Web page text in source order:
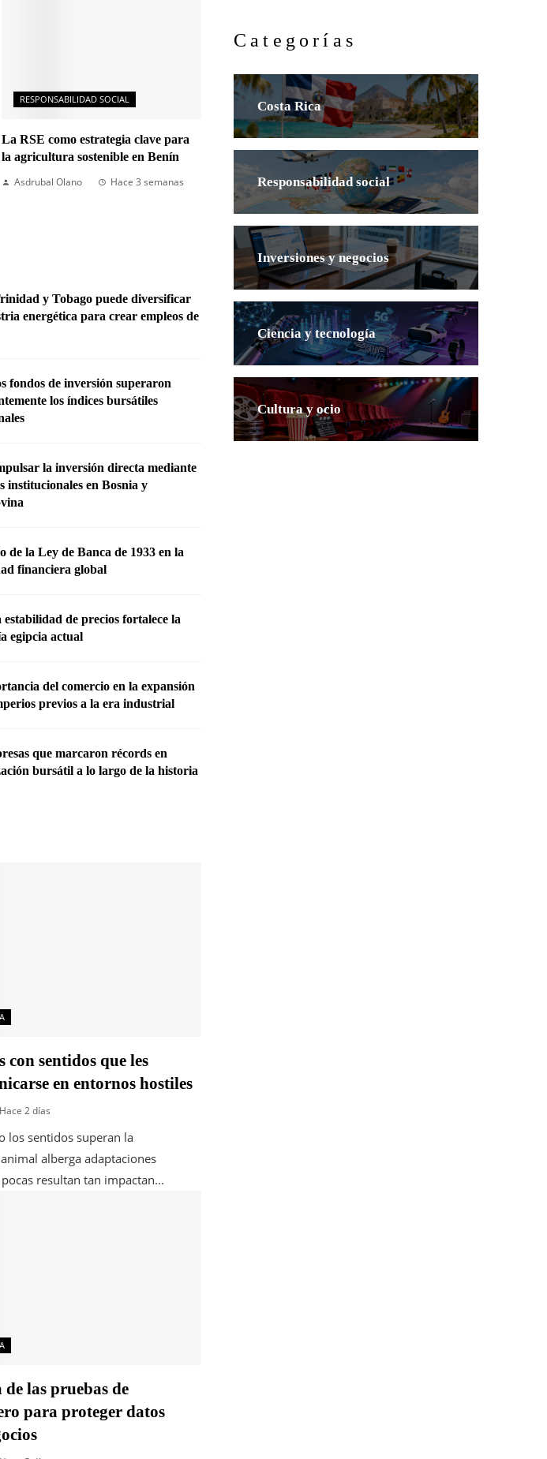
RESPONSABILIDAD SOCIAL
La RSE como estrategia clave para
la agricultura sostenible en Benín
Asdrubal Olano
Hace 3 semanas
y Tobago puede diversificar
energética para crear empleos de
fondos de inversión superaron
los índices bursátiles
la inversión directa mediante
institucionales en Bosnia y
de la Ley de Banca de 1933 en la
financiera global
estabilidad de precios fortalece la
egipcia actual
del comercio en la expansión
previos a la era industrial
que marcaron récords en
bursátil a lo largo de la historia
con sentidos que les
en entornos hostiles
Hace 2 días
los sentidos superan la
alberga adaptaciones
resultan tan impactan...
las pruebas de
para proteger datos
Categorías
Costa Rica
Responsabilidad social
Inversiones y negocios
Ciencia y tecnología
Cultura y ocio